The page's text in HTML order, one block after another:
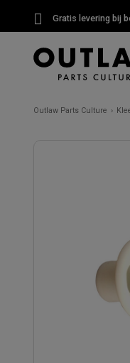
Gratis levering bij
Outlaw Parts Culture